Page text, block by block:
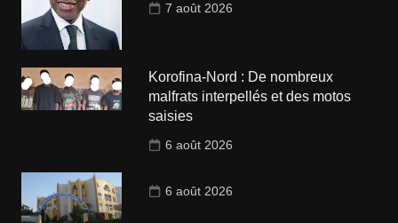
7 août 2026
Korofina-Nord : De nombreux
malfrats interpellés et des motos
saisies
6 août 2026
6 août 2026